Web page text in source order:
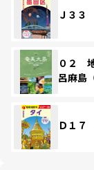
Ｊ３
０２
呂麻島
Ｄ１